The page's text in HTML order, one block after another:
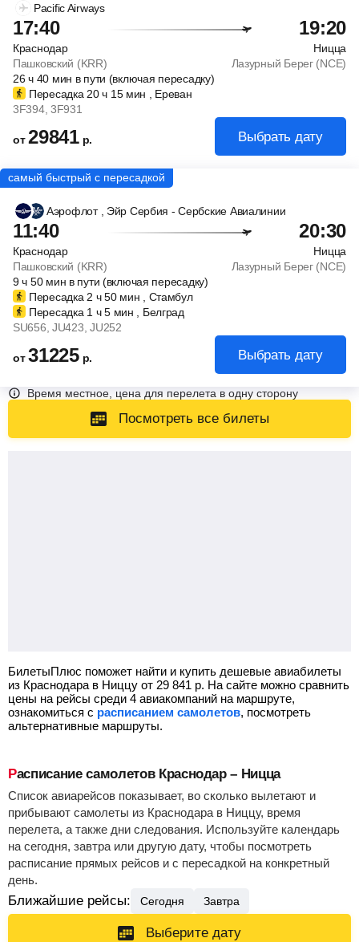
Pacific Airways
17:40 19:20
Краснодар
Ницца
Пашковский (KRR)
Лазурный Берег (NCE)
26ч40 мин в пути (включая пересадку)
Пересадка 20ч 15 мин , Ереван
3F394, 3F931
от29841 р. Выбрать дату
Аэрофлот , Эйр Сербия - Сербские Авиалинии
11:40 20:30
Краснодар
Ницца
Пашковский (KRR)
Лазурный Берег (NCE)
9ч 50 мин в пути (включая пересадку)
Пересадка 2 ч50 мин , Стамбул
Пересадка 1 ч5 мин , Белград
SU656 , JU423 , JU252
от31225 р. Выбрать дату
Время местное, цена для перелета в одну сторону
Посмотреть все билеты
БилетыПлюс поможет найти и купить дешевые авиабилеты
из Краснодара в Ниццу от 29 841 р. На сайте можно сравнить
цены на рейсы среди 4 авиакомпаний на маршруте,
ознакомиться с расписанием самолетов, посмотреть
альтернативные маршруты.
Расписание самолетов Краснодар – Ницца
Список авиарейсов показывает, во сколько вылетают и
прибывают самолеты из Краснодара в Ниццу, время
перелета, а также дни следования. Используйте календарь
на сегодня, завтра или другую дату, чтобы посмотреть
расписание прямых рейсов и с пересадкой на конкретный
день.
Ближайшие рейсы: Сегодня Завтра
Выберите дату